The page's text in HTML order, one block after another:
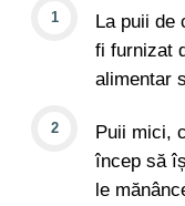
La puii de
fi furnizat
alimentar
Puii mici,
încep să
le